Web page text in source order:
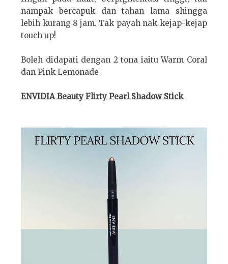
nampak bercapuk dan tahan lama shingga
lebih kurang 8 jam. Tak payah nak kejap-kejap
touch up!
Boleh didapati dengan 2 tona iaitu Warm Coral
dan Pink Lemonade
ENVIDIA Beauty Flirty Pearl Shadow Stick